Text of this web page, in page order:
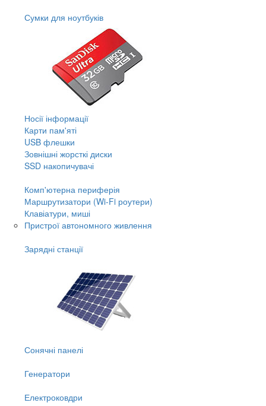
Сумки для ноутбуків
Носії інформації
Карти пам'яті
USB флешки
Зовнішні жорсткі диски
SSD накопичувачі
Комп'ютерна периферія
Маршрутизатори (Wi-Fi роутери)
Клавіатури, миші
Пристрої автономного живлення
Зарядні станції
Сонячні панелі
Генератори
Електроковдри